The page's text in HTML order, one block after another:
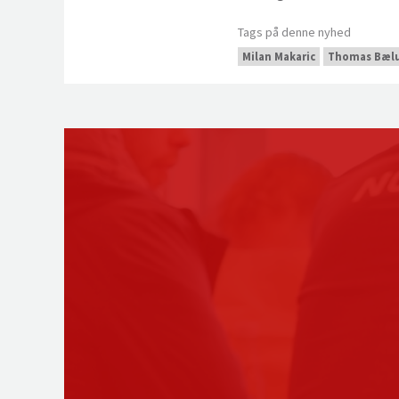
Tags på denne nyhed
Milan Makaric Thomas